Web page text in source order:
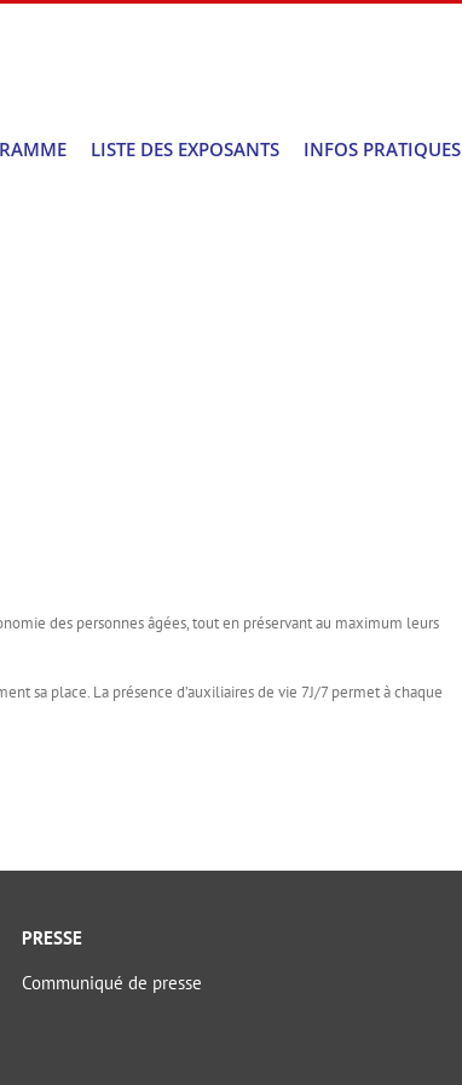
LISTE DES EXPOSANTS INFOS PRATIQUES
des personnes âgées, tout en préservant au maximum leurs
sa place. La présence d’auxiliaires de vie 7J/7 permet à chaque
PRESSE
Communiqué de presse